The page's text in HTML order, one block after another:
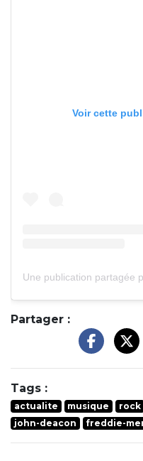
Voir cette
Partager :
Tags :
actualite musique rock
john-deacon
freddie-